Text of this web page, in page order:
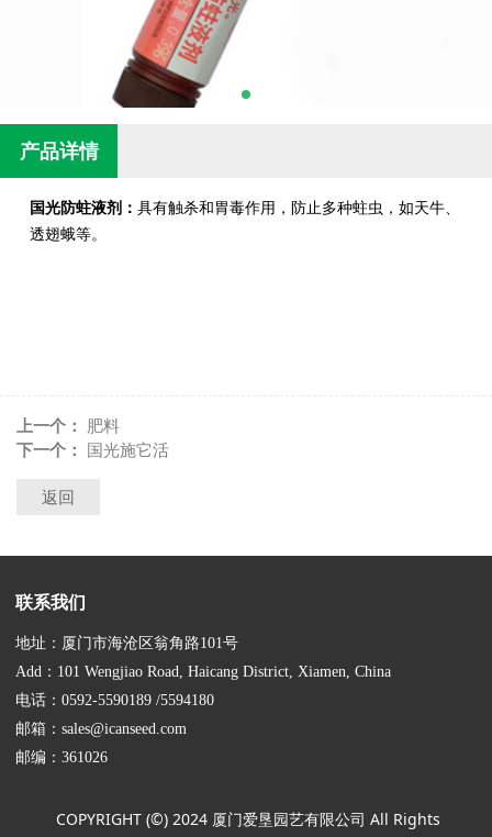
产品详情
国光防蛀液剂：具有触杀和胃毒作用，防止多种蛀虫，如天牛、
透翅蛾等。
上一个： 肥料
下一个： 国光施它活
返回
联系我们
地址：厦门市海沧区翁角路101号
Add：101 Wengjiao Road, Haicang District, Xiamen, China
电话：0592-5590189 /5594180
邮箱：sales@icanseed.com
邮编：361026
COPYRIGHT (©) 2024 厦门爱垦园艺有限公司 All Rights